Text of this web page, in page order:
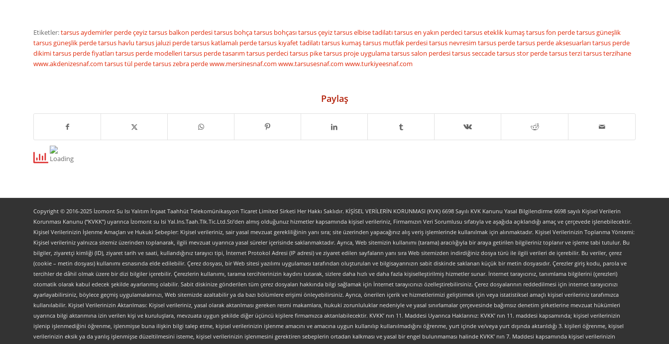
Etiketler:tarsus aydemirler perde çeyiztarsus balkon perdesitarsus bohçatarsus bohçasıtarsus çeyiztarsus elbise tadilatıtarsus en yakın perdecitarsus eteklik kumaştarsus fon perdetarsus güneşlik
tarsus güneşlik perdetarsus havlu tarsus jaluzi perdetarsus katlamalı perdetarsus kıyafet tadilatıtarsus kumaştarsus mutfak perdesitarsus nevresim tarsus perdetarsus perde aksesuarlarıtarsus perde
dikimitarsus perde fiyatlarıtarsus perde modelleritarsus perde tasarım tarsus perdecitarsus piketarsus proje uygulamatarsus salon perdesitarsus seccadetarsus stor perdetarsus terzitarsus terzihane
www.akdenizesnaf.com tarsus tül perdetarsus zebra perdewww.mersinesnaf.com www.tarsusesnaf.com www.turkiyeesnaf.com
Paylaş
Copyright © 2016-2025 İzomont Su Isı Yalıtım İnşaat Taahhüt Telekomünikasyon Ticaret Limited Sirketi Her Hakkı Saklıdır. KİŞİSEL VERİLERİN KORUNMASI (KVK) 6698 Sayılı KVK Kanunu Yasal Bilgilendirme 6698 sayılı Kişisel Verilerin
Korunması Kanunu (“KVKK”) uyarınca İzomont su Isi Yal.Ins.Taah.Tlk.Tic.Ltd.Sti’den almış olduğunuz hizmetler kapsamında kişisel verileriniz, Firmamızın Veri Sorumlusu sıfatıyla ve aşağıda açıklandığı amaç ve çerçevede işlenebilecektir.
Kişisel Verilerinizin İşlenme Amaçları ve Hukuki Sebepler: Kişisel verileriniz, sair yasal mevzuat gerekliliğinin yanı sıra; site üzerinden yapacağınız alış veriş işlemlerinde kullanılmak için alınmaktadır. Kişisel Verilerinizin Toplanma Yöntemi:
Kişisel verileriniz yalnızca sitemiz üzerinden toplanarak, ilgili mevzuat uyarınca yasal süreler içerisinde saklanmaktadır. Ayrıca, Web sitemizin kullanımı (tarama) aracılığıyla bir araya getirilen bilgileriniz toplanır ve işleme tabi tutulur. Bu
bilgiler, ziyaretçi kimliği (ID), ziyaret tarih ve saati, kullandığınız tarayıcı tipi, İnternet Protokol Adresi (IP adresi) ve ziyaret edilen sayfaların yanı sıra Web sitemizden indirdiğiniz dosya türü ile ilgili verileri de içerebilir. Bu veriler, çerez
(cookie – metin dosyası) kullanımı esnasında elde edilebilir. Çerez dosyası, bir Web sitesi yazılımı uygulaması tarafından oluşturulan ve bilgisayarınızın sabit diskinde saklanan küçük bir metin dosyasıdır. Çerezler giriş kodu, parola ve
tercihler de dâhil olmak üzere bir dizi bilgiler içerebilir. Çerezlerin kullanımı, tarama tercihlerinizin kaydını tutarak, sizlere daha hızlı ve daha fazla kişiselleştirilmiş hizmetler sunar. İnternet tarayıcınız, tanımlama bilgilerini (çerezleri)
otomatik olarak kabul edecek şekilde ayarlanmış olabilir. Sabit diskinize gönderilen tüm çerez dosyaları hakkında bilgi sağlamak için İnternet tarayıcınızı özelleştirebilirsiniz. Çerez dosyalarının reddedilmesi için internet tarayıcınızı
ayarlayabilirsiniz, böylece geçmiş uygulamalarınızı, Web sitemizde azaltabilir ya da bazı bölümlere erişimi önleyebilirsiniz. Ayrıca, önerilen içerik ve hizmetlerimizi geliştirmek için veya istatistiksel amaçlı kişisel verileriniz tarafımızca
kullanılabilir. Kişisel Verilerinizin Aktarılması: Kişisel verileriniz, yasal olarak aktarılması gereken resmi makamlara, hukuki zorunluluklar nedeniyle ve yasal sınırlamalar çerçevesinde bağımsız denetim şirketlerine mevzuat hükümleri
uyarınca bilgi aktarımına izin verilen kişi ve kuruluşlara, mevzuata uygun şekilde diğer üçüncü kişilere firmamızca aktarılabilecektir. KVKK’ nın 11. Maddesi Uyarınca Haklarınız: KVKK’ nın 11. maddesi kapsamında; kişisel verilerinizin
işlenip işlenmediğini öğrenme, işlenmişse buna ilişkin bilgi talep etme, kişisel verilerinizin işlenme amacını ve amacına uygun kullanılıp kullanılmadığını öğrenme, yurt içinde ve/veya yurt dışında aktarıldığı 3. kişileri öğrenme, kişisel
verilerinizin eksik ya da yanlış işlenmişse düzeltilmesini isteme, kişisel verilerinizin işlenmesini gerektiren sebeplerin ortadan kalkması ve yasal bir engel bulunmaması halinde KVKK’ nın 7. Maddesi kapsamında kişisel verilerinizin